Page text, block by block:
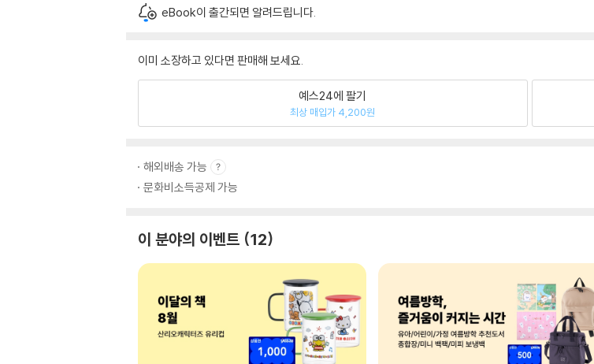
eBook이 출간되면 알려드립니다.
이미 소장하고 있다면 판매해 보세요.
예스24에 팔기
최상 매입가 4,200원
해외배송 가능
문화비소득공제 가능
이 분야의 이벤트 12